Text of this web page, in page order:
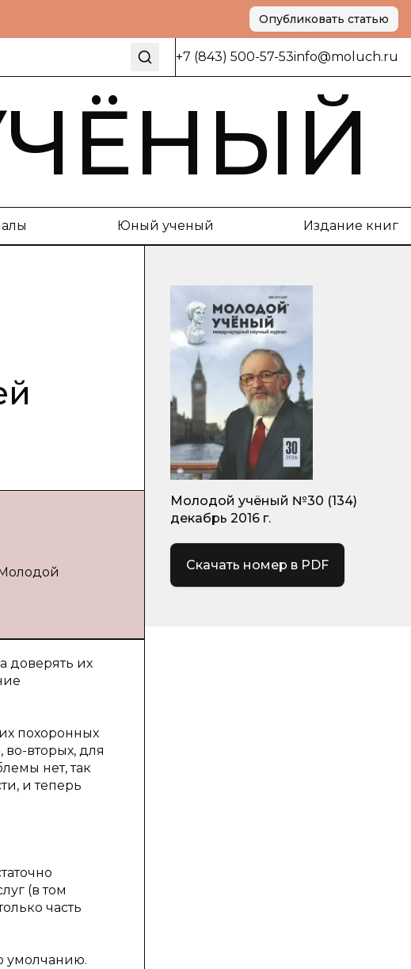
Опубликовать статью
+7 (843) 500-57-53info@moluch.ru
Юный ученый Издание книг
доверять их
похоронных
вторых, для
нет, так
и теперь
(в том
часть
умолчанию.
Молодой учёный №30 (134)
декабрь 2016 г.
Скачать номер в PDF